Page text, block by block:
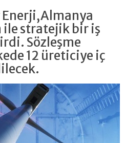
Enerji,Almanya
ile stratejik bir iş
Sözleşme
12 üreticiye iç